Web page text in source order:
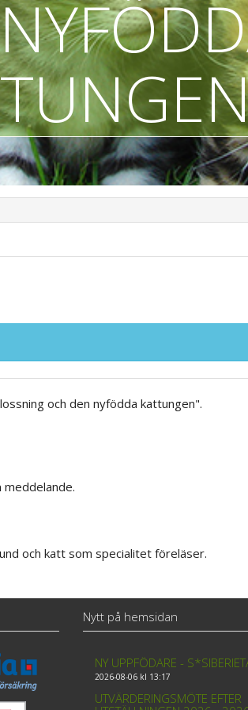
och den nyfödda kattungen".
och katt som specialitet föreläser.
Nytt på hemsidan
NY UPPFÖDARE -
2026-08-06 kl 13:17
UTVÄRDERINGSMÖTE EFTER